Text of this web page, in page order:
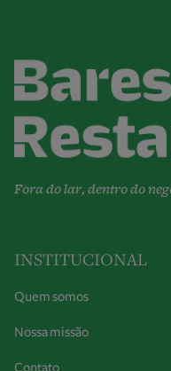
Fora do lar, dentro do
INSTITUCIONAL
Quem somos
Nossa missão
Contato